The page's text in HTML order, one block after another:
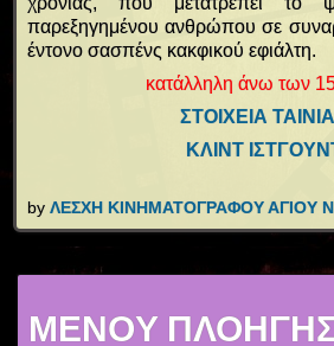
παρεξηγημένου ανθρώπου σε
έντονο σασπένς κακφικού εφιάλτη.
κατάλληλη άνω των
ΣΤΟΙΧΕΙΑ
ΚΛΙΝΤ
by ΛΕΣΧΗ ΚΙΝΗΜΑΤΟΓΡΑΦΟΥ ΑΓΙΟΥ
MENOY